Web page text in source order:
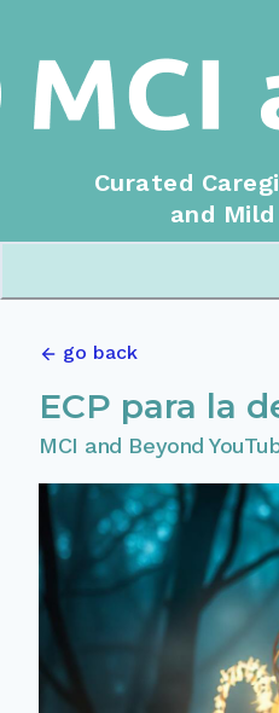
Curated
and
go back
ECP para la
MCI and Beyond